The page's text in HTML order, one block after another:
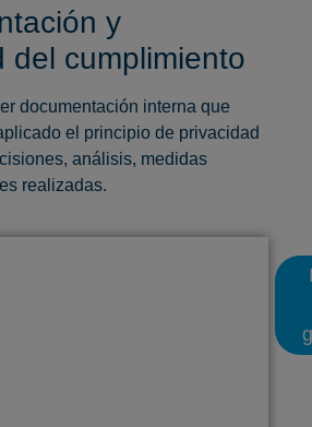
y
del cumplimiento
documentación interna que
el principio de privacidad
análisis, medidas
realizadas.